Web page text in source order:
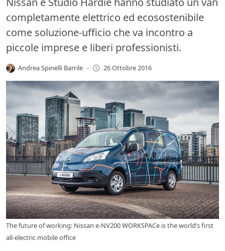
completamente elettrico ed ecosostenibile
come soluzione-ufficio che va incontro a
piccole imprese e liberi professionisti.
Andrea Spinelli Barrile - 26 Ottobre 2016
The future of working: Nissan e-NV200 WORKSPACe is the world’s first
all-electric mobile office